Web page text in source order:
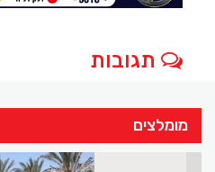
תגובות
מומלצים